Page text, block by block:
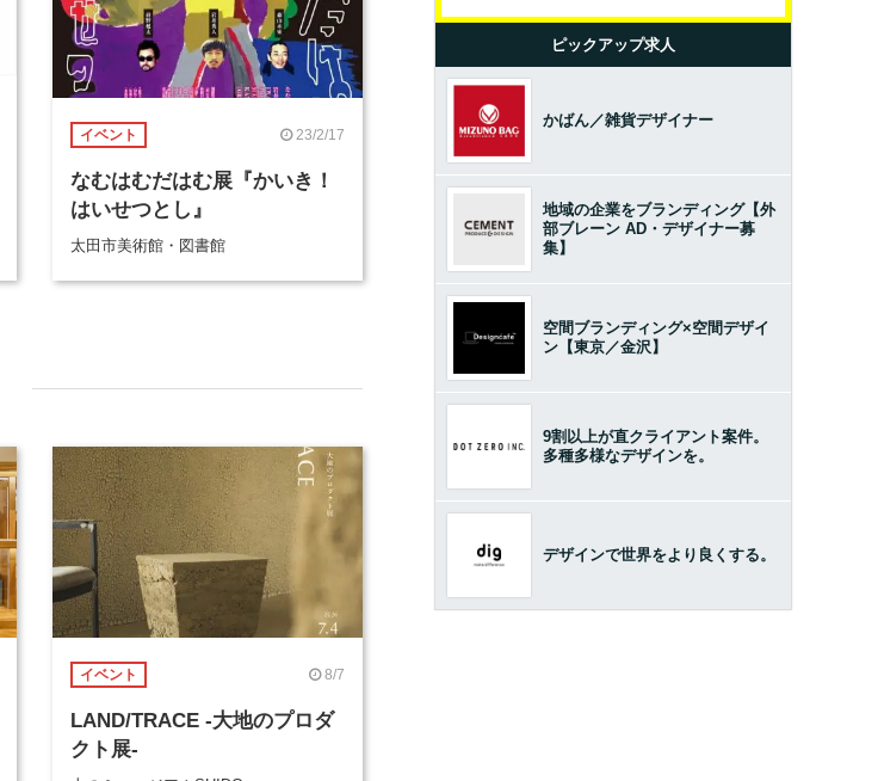
イベント 23/2/17
なむはむだはむ展『かいき！
はいせつとし』
太田市美術館・図書館
イベント 8/7
LAND/TRACE -大地のプロダ
クト展-
ピックアップ求人
かばん／雑貨デザイナー
地域の企業をブランディング【外
部ブレーン AD・デザイナー募
集】
空間ブランディング×空間デザイ
ン【東京／金沢】
9割以上が直クライアント案件。
多種多様なデザインを。
デザインで世界をより良くする。